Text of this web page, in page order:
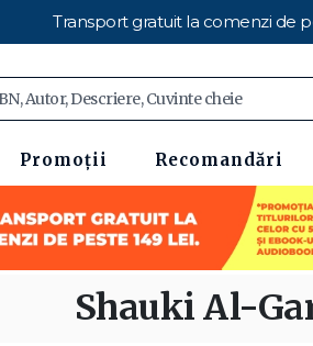
Transport gratuit la comenzi de
Promoții Recomandări
Shauki Al-